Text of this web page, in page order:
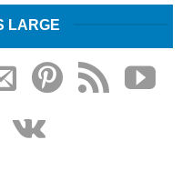
LARGE